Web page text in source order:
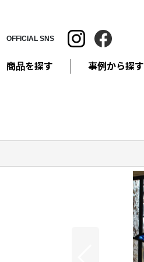
商品を探す 事例から探す
OFFICIAL SNS